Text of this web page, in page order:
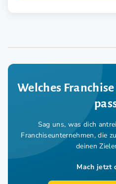
Welches Franchise
Sag uns, was dich
Franchiseunternehmen, die
deinen
Mach jetzt